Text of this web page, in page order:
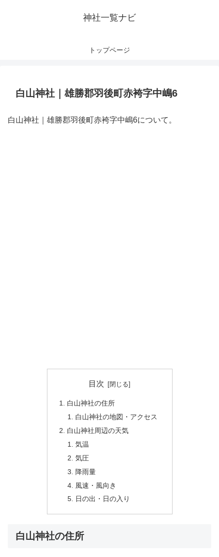
神社一覧ナビ
トップページ
白山神社｜雄勝郡羽後町赤袴字中嶋6
白山神社｜雄勝郡羽後町赤袴字中嶋6について。
目次
白山神社の住所
白山神社の地図・アクセス
白山神社周辺の天気
気温
気圧
降雨量
風速・風向き
日の出・日の入り
白山神社の住所